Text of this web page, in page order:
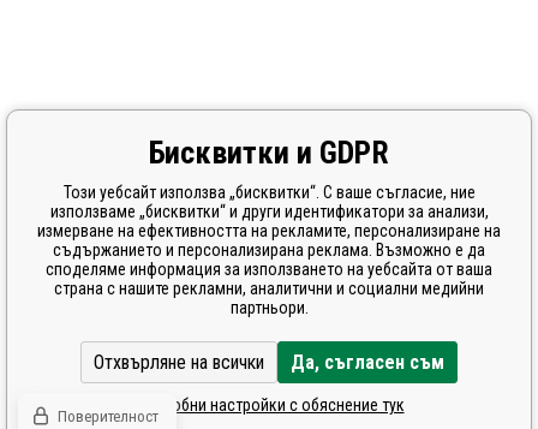
Бисквитки и GDPR
Този уебсайт използва „бисквитки“. С ваше съгласие, ние
използваме „бисквитки“ и други идентификатори за анализи,
измерване на ефективността на рекламите, персонализиране на
съдържанието и персонализирана реклама. Възможно е да
споделяме информация за използването на уебсайта от ваша
страна с нашите рекламни, аналитични и социални медийни
партньори.
Отхвърляне на всички Да, съгласен съм
Подробни настройки с обяснение тук
Поверителност